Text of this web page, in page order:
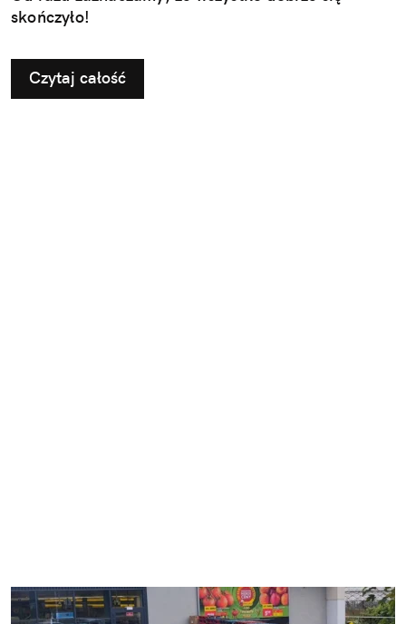
skończyło!
Czytaj całość